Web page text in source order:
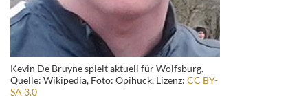
Kevin De Bruyne spielt aktuell für Wolfsburg.
Quelle: Wikipedia, Foto: Opihuck, Lizenz: CC BY-
SA 3.0